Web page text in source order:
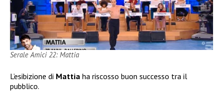
Serale Amici 22: Mattia
L’esibizione di Mattia ha riscosso buon successo tra il
pubblico.